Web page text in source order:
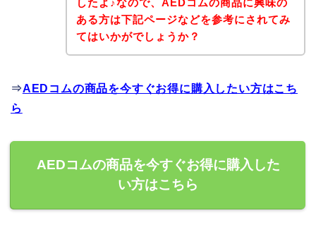
したよ♪なので、AEDコムの商品に興味の
ある方は下記ページなどを参考にされてみ
てはいかがでしょうか？
⇒AEDコムの商品を今すぐお得に購入したい方はこち
ら
AEDコムの商品を今すぐお得に購入した
い方はこちら